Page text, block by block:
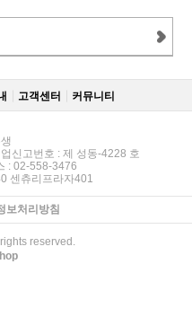
고객센터 커뮤니티
신고번호 : 제 성동-4228 호
: 02-558-3476
센츄리프라자401
보처리방침
reserved.